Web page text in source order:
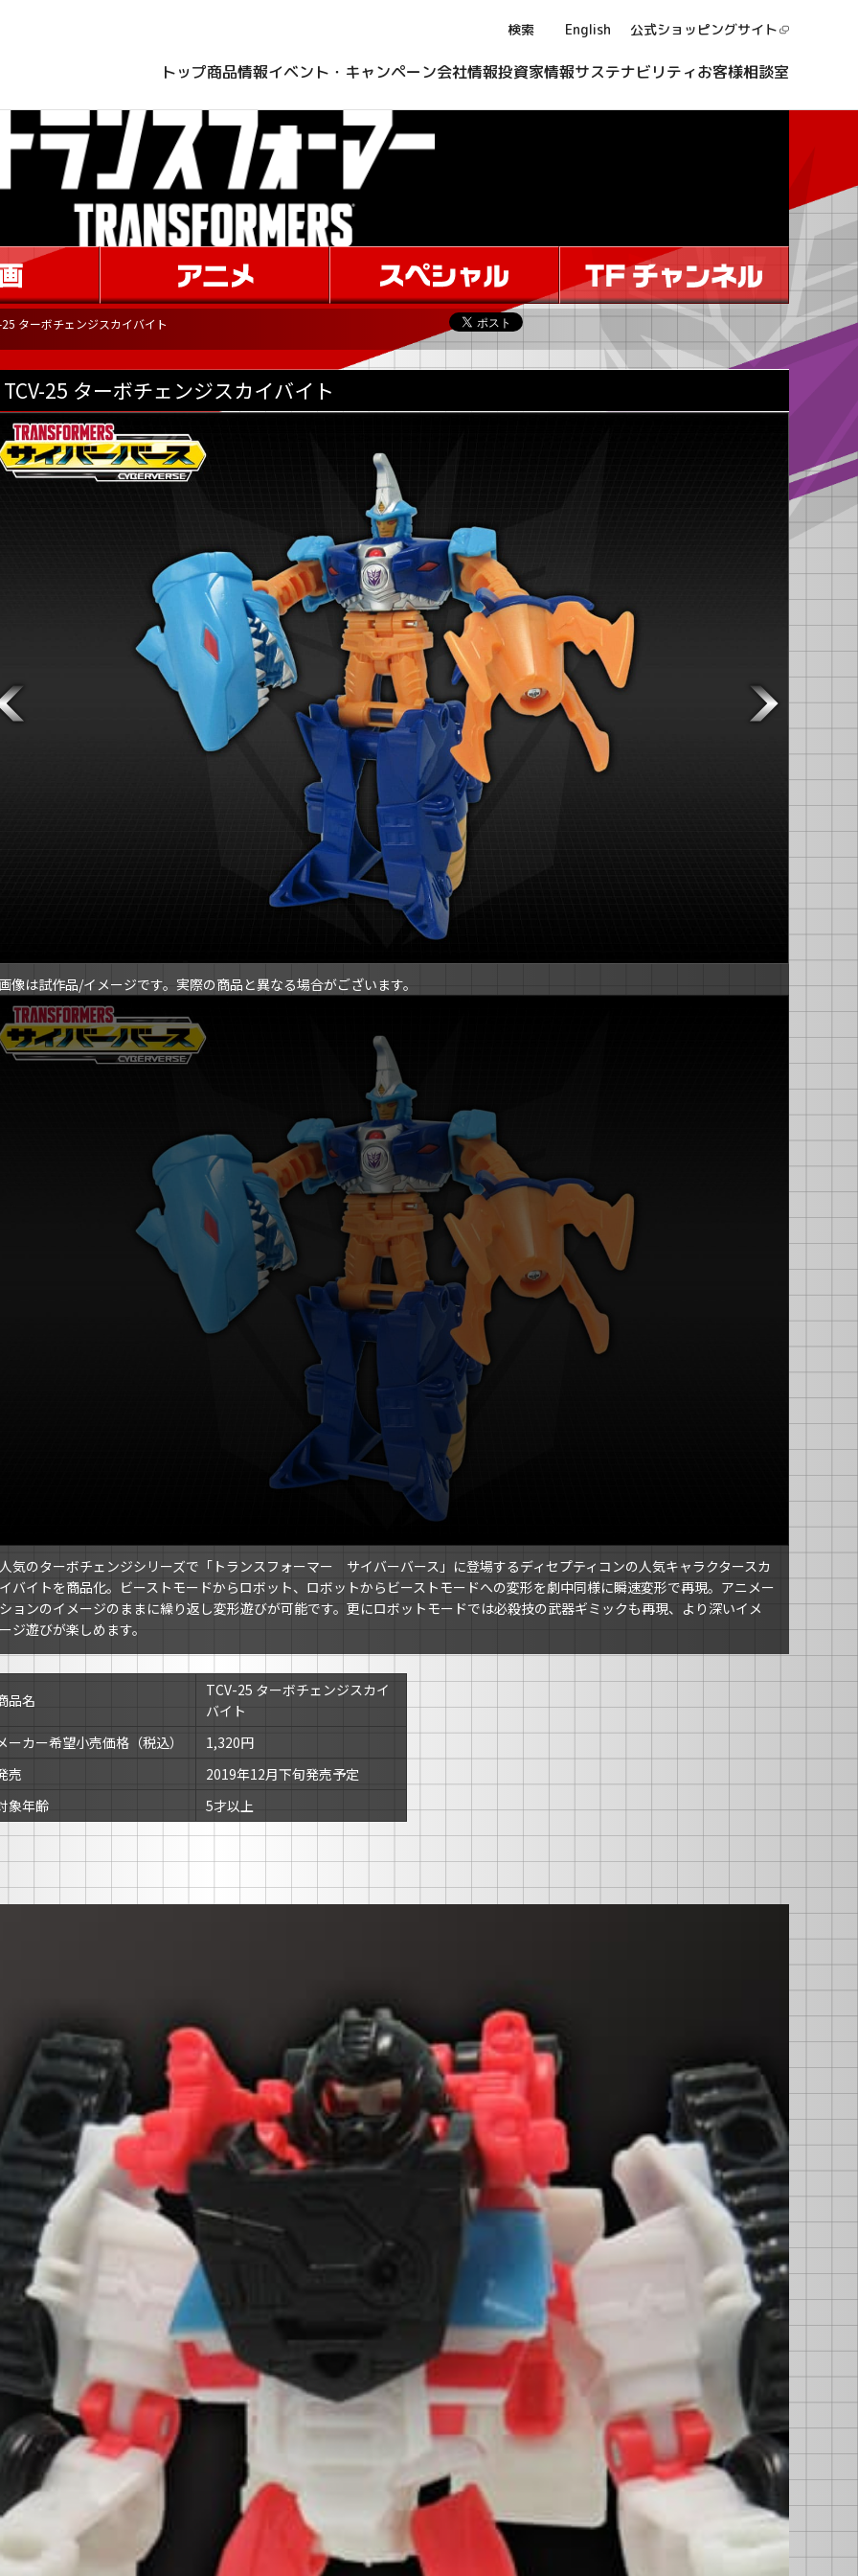
検索 English 公式ショッピングサイト
トップ商品情報イベント・キャンペーン会社情報投資家情報サステナビリティお客様相談室
25 ターボチェンジスカイバイト
TCV-25 ターボチェンジスカイバイト
像は試作品/イメージです。実際の商品と異なる場合がございます。
人気のターボチェンジシリーズで「トランスフォーマー サイバーバース」に登場するディセプティコンの人気キャラクタースカ
イバイトを商品化。ビーストモードからロボット、ロボットからビーストモードへの変形を劇中同様に瞬速変形で再現。アニメー
ションのイメージのままに繰り返し変形遊びが可能です。更にロボットモードでは必殺技の武器ギミックも再現、より深いイメ
ージ遊びが楽しめます。
品名
TCV-25 ターボチェンジスカイ
バイト
ーカー希望小売価格（税込）
1,320円
売
2019年12月下旬発売予定
象年齢
5才以上